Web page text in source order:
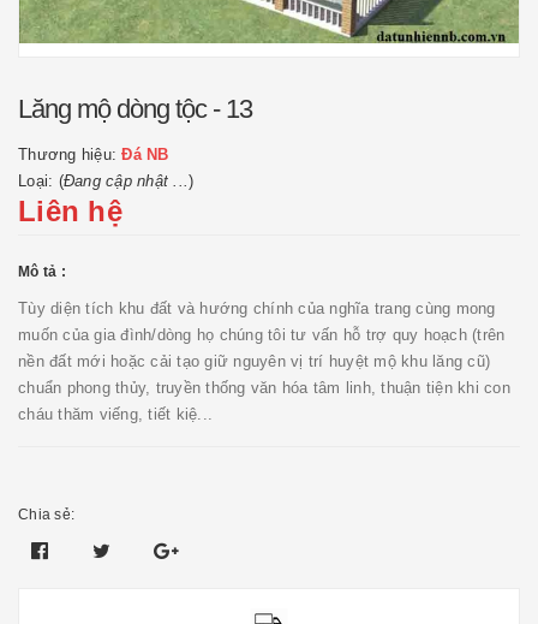
Lăng mộ dòng tộc - 13
Thương hiệu:Đá NB
Loại: (Đang cập nhật ...)
Liên hệ
Mô tả :
Tùy diện tích khu đất và hướng chính của nghĩa trang cùng mong
muốn của gia đình/dòng họ chúng tôi tư vấn hỗ trợ quy hoạch (trên
nền đất mới hoặc cải tạo giữ nguyên vị trí huyệt mộ khu lăng cũ)
chuẩn phong thủy, truyền thống văn hóa tâm linh, thuận tiện khi con
cháu thăm viếng, tiết kiệ...
Chia sẻ: